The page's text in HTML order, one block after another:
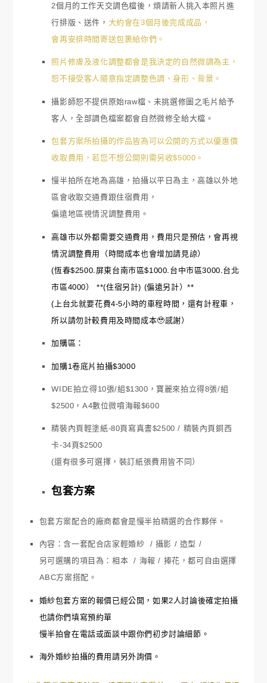
2個月的工作天交調色檔後，煩請新人挑入本照片進
行排版、送件， 大約會在3個月後完成成品，
會再安排時間寄送包裹給你們。
照片修膚及液化調整都會是我決定的自然微調為主，
恕不接受客人隨意指定調整色調、身形、背景。
攝影師恕不提供原始raw檔、未挑選修圖之毛片給予
客人，全部調色檔案都會自然微修全給大檔。
包套方案所拍攝的作品皆為可以公開的方式以優惠價
收取費用，若您不想公開則需另收$5000。
慢半拍所在地為高雄，拍攝以平日為主，高雄以外地
區會收取交通費跟住宿費用，
偏遠地區視情況調整費用。
高雄市以外都需要交通費用，費用只是預估，會再視
情況調整費用（時間成本也會增加請見諒）
(恆春$2500.屏東台南市區$1000.台中市區3000.台北
市區4000） **(住宿另計) (偏遠另計）**
(上台北就要花費4-5小時的車程時間，還有計程車，
所以請勿計較費用及時間成本🥹感謝）
加購區：
加購1卷底片拍攝$3000
WIDE拍立得10張/組$1300，寶麗來拍立得8張/組
$2500，A4數位微噴海報$600
精裝內頁輕塗紙-80頁寫真書$2500 / 精裝內頁銅西
卡-34頁$2500
(還有很多可選擇，裝訂紙張費用皆不同）
包套方案
包套方案配合的廠商都會是慢半拍精選的合作夥伴。
內容：含一套配合店家輕婚紗 / 攝影 / 造型 /
另可選購的項目為：相本 / 海報 / 捧花，都可自由選擇
ABC方案搭配。
婚紗包套方案的報價已經公開，如果2人討論後確定拍攝
也請你們填寫預約單
慢半拍會在電話或面談中跟你們初步討論細節。
海外婚紗拍攝的費用請另外詢價。